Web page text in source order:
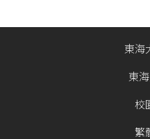
東海
東
校
繁